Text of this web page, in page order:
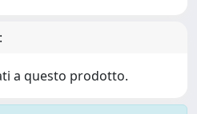
a questo prodotto.